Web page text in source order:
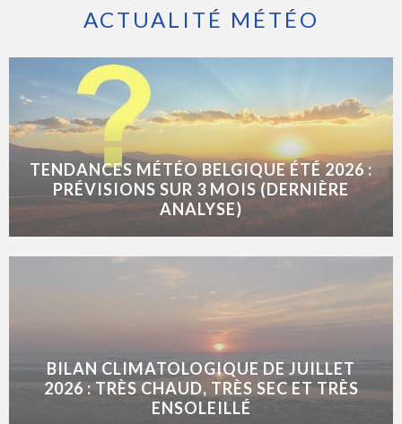
ACTUALITÉ MÉTÉO
TENDANCES MÉTÉO BELGIQUE ÉTÉ 2026 :
PRÉVISIONS SUR 3 MOIS (DERNIÈRE
ANALYSE)
BILAN CLIMATOLOGIQUE DE JUILLET
2026 : TRÈS CHAUD, TRÈS SEC ET TRÈS
ENSOLEILLÉ